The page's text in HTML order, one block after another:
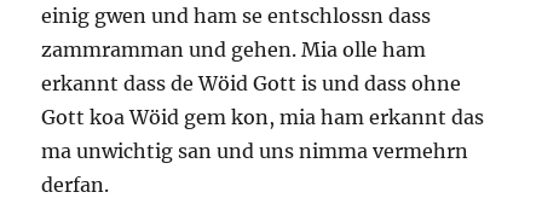
einig gwen und ham se entschlossn dass
zammramman und gehen. Mia olle ham
erkannt dass de Wöid Gott is und dass ohne
Gott koa Wöid gem kon, mia ham erkannt das
ma unwichtig san und uns nimma vermehrn
derfan.